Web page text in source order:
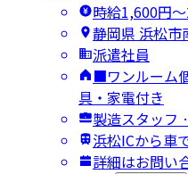
時給1,600円
静岡県 浜松市
派遣社員
■ワンルーム
具・家電付き
製造スタッフ
浜松ICから車
詳細はお問い